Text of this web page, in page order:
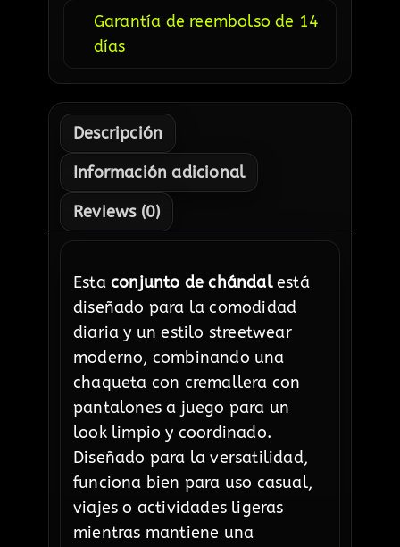
Garantía de reembolso de 14
días
Descripción
Información adicional
Reviews (0)
Esta conjunto de chándalestá
diseñado para la comodidad
diaria y un estilo streetwear
moderno, combinando una
chaqueta con cremallera con
pantalones a juego para un
look limpio y coordinado.
Diseñado para la versatilidad,
funciona bien para uso casual,
viajes o actividades ligeras
mientras mantiene una